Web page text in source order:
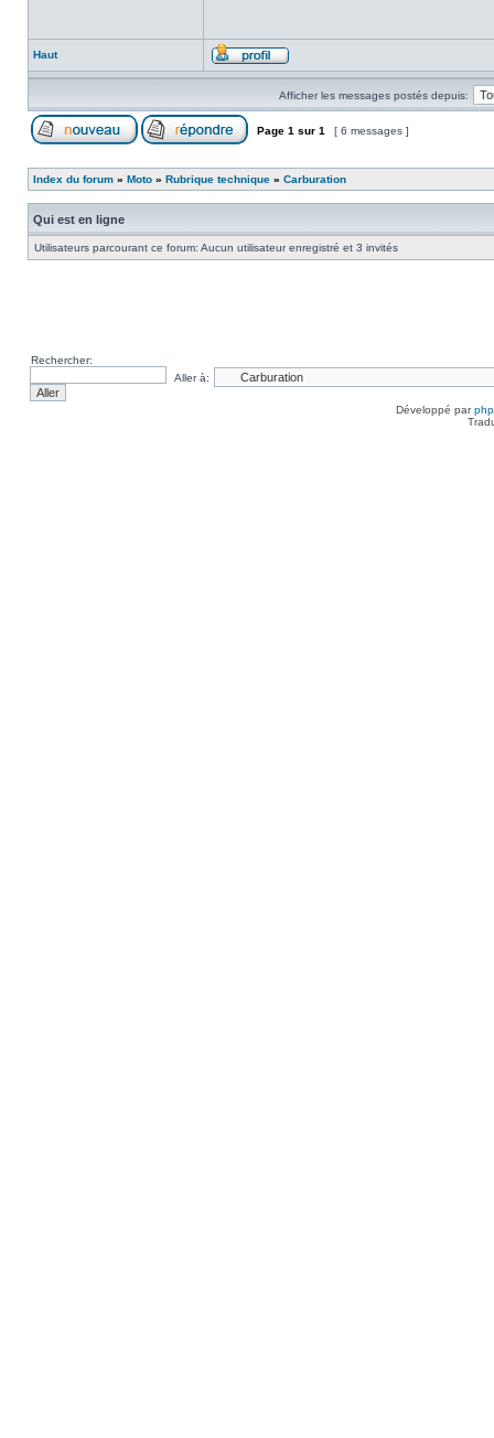
Haut
Afficher les messages postés depuis:
Page 1 sur 1 [ 6 messages ]
Index du forum » Moto » Rubrique technique » Carburation
Qui est en ligne
Utilisateurs parcourant ce forum: Aucun utilisateur enregistré et 3 invités
Rechercher:
Aller à:
Développé par